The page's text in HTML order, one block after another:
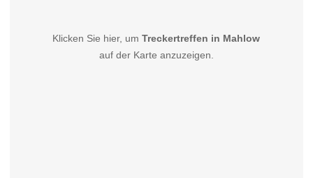
Klicken Sie hier, umTreckertreffen in Mahlow
auf der Karte anzuzeigen.